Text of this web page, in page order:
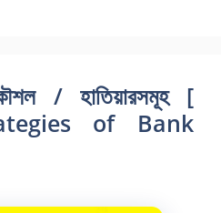
/ হাতিয়ারসমূহ [
of Bank